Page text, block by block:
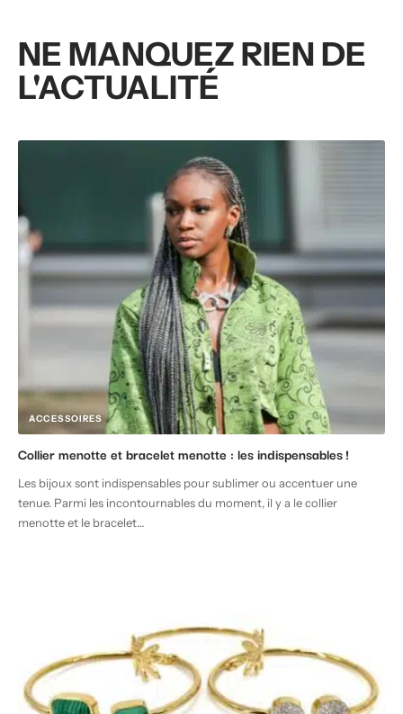
NE MANQUEZ RIEN DE
L'ACTUALITÉ
ACCESSOIRES
Collier menotte et bracelet menotte : les indispensables !
Les bijoux sont indispensables pour sublimer ou accentuer une
tenue. Parmi les incontournables du moment, il y a le collier
menotte et le bracelet…